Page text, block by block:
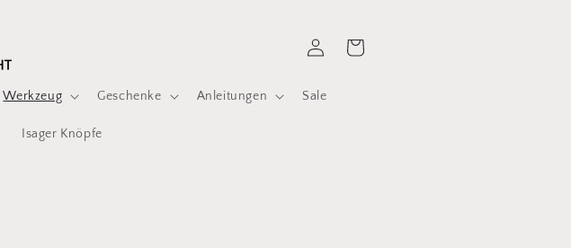
Werkzeug Geschenke Anleitungen Sale
Isager Knöpfe
EinloggenWarenkorb